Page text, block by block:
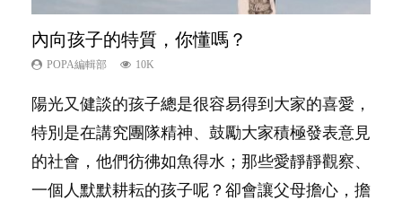
內向孩子的特質，你懂嗎？
POPA編輯部 10K
陽光又健談的孩子總是很容易得到大家的喜愛，
特別是在講究團隊精神、鼓勵大家積極發表意見
的社會，他們彷彿如魚得水；那些愛靜靜觀察、
一個人默默耕耘的孩子呢？卻會讓父母擔心，擔
想孩子學好外語，點做好？
POPA編輯部 9.9K
有人話學多種語言越早開始越好，有人卻說一時
間太多語言，會令孩子感到混淆，到底誰是誰
非？聽聽專家怎樣說，解開語言學習的迷思～...
夫妻必看！經營婚姻，沒捷徑
POPA編輯部 22.9K
你是不是也曾經以為只要跟相愛的人結婚，就自
然能走到白頭，但生了孩子卻發現事情不如你所
料？ 經營婚姻，不如我們想像的簡單，卻也不
是大家說得那麼難。一起來認識婚姻的真相！...
孩子能力天注定？
POPA編輯部 7.9K
很多父母都希望孩子係個「叻仔叻女」，學業別
太差，日常自理井井有條。這樣的孩子是萬中無
一，還是魚與熊掌，不能兼得？...
愛孩子也別忘了愛自己，父母如何關顧自
己的身心靈？
照顧孩子衣食住行、陪同兒女應對功課測驗，還
要陪玩製造親子時間，尚要處理家中雜項要
務……當父母的，有千百個任務要做。可惜，有